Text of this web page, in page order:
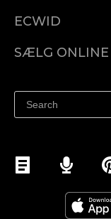
ECWID
Pris
SÆLG ONLINE
Sælg på Facebook
Sælg på Instagram